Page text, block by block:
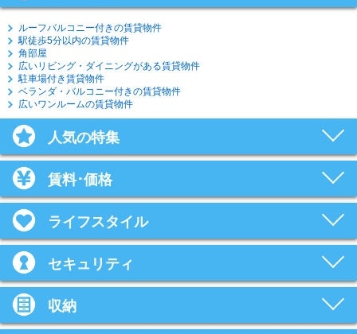
ルーフバルコニー付きの賃貸物件
駅徒歩5分以内の賃貸物件
角部屋
広いリビング・ダイニングがある賃貸物件
駐車場付き賃貸物件
ベランダ・バルコニー付きの賃貸物件
広いワンルームの賃貸物件
人気の特集
賃料･価格
ライフスタイル
セキュリティ
収納